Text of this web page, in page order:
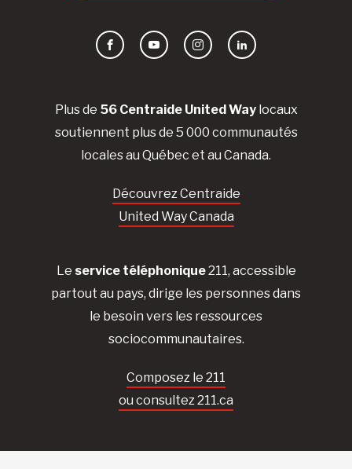
Plus de 56 Centraide United Waylocaux
soutiennent plus de 5 000 communautés
locales au Québec et au Canada.
Découvrez Centraide
United Way Canada
Le service téléphonique211, accessible
partout au pays, dirige les personnes dans
le besoin vers les ressources
sociocommunautaires.
Composez le 211
ou consultez 211.ca
FacebookYouTubeInstagramLinkedIn